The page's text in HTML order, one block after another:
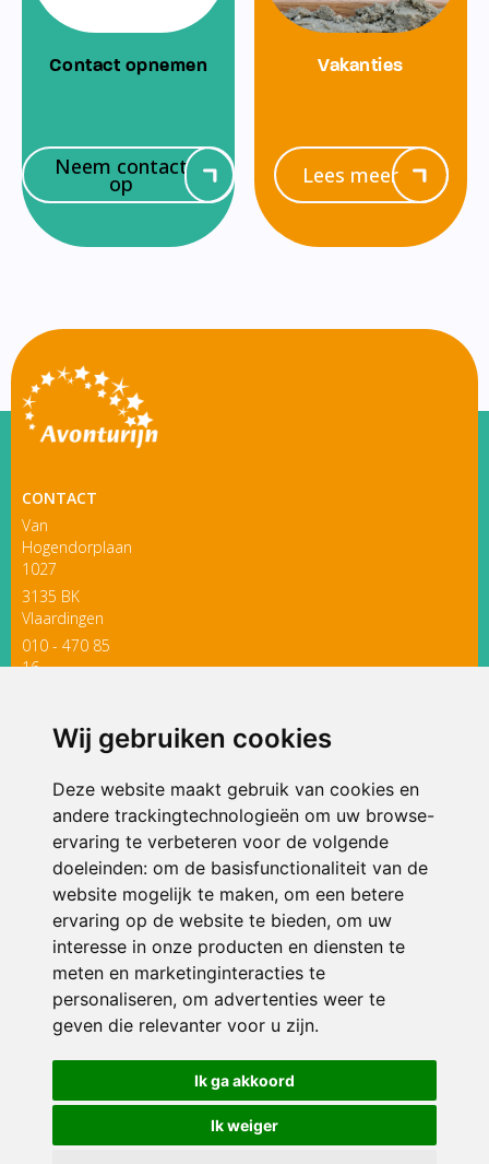
Wij gebruiken cookies
Deze website maakt gebruik van cookies en
andere trackingtechnologieën om uw browse-
ervaring te verbeteren voor de volgende
doeleinden: om de basisfunctionaliteit van de
website mogelijk te maken, om een betere
ervaring op de website te bieden, om uw
interesse in onze producten en diensten te
meten en marketinginteracties te
personaliseren, om advertenties weer te
geven die relevanter voor u zijn.
Ik ga akkoord
Ik weiger
Contact opnemen
Neem contact
op
Vakanties
Lees meer
CONTACT
Van
Hogendorplaan
1027
3135 BK
Vlaardingen
010 - 470 85
16
ONDERDEEL VAN
© 2026 Avonturijn | Alle rechten voorbehouden
Privacy policy|Disclaimer| Klachtenregeling|RSIN en Anbi
voorkeuren
Crealisatie The MindOffice